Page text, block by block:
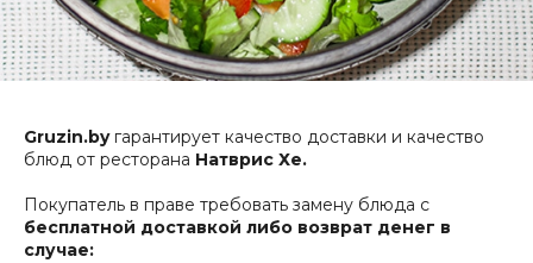
Gruzin.byгарантирует качество доставки и качество
блюд от ресторана Натврис Хе.
Покупатель в праве требовать замену блюда с
бесплатной доставкой либо возврат денег в
случае: